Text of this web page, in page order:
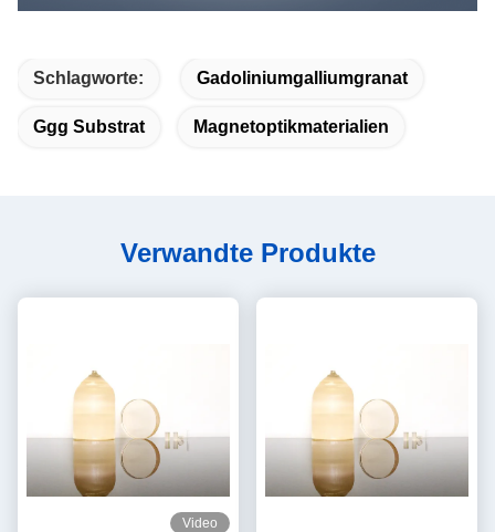
Schlagworte: Gadoliniumgalliumgranat
Ggg Substrat Magnetoptikmaterialien
Verwandte Produkte
Video